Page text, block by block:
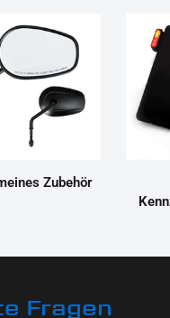
Zubehör
Fragen